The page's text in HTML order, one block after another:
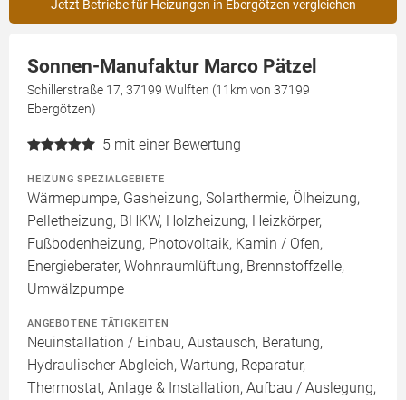
Jetzt Betriebe für Heizungen in Ebergötzen vergleichen
Sonnen-Manufaktur Marco Pätzel
Schillerstraße 17, 37199 Wulften (11km von 37199
Ebergötzen)
5 mit einer Bewertung
HEIZUNG SPEZIALGEBIETE
Wärmepumpe, Gasheizung, Solarthermie, Ölheizung,
Pelletheizung, BHKW, Holzheizung, Heizkörper,
Fußbodenheizung, Photovoltaik, Kamin / Ofen,
Energieberater, Wohnraumlüftung, Brennstoffzelle,
Umwälzpumpe
ANGEBOTENE TÄTIGKEITEN
Neuinstallation / Einbau, Austausch, Beratung,
Hydraulischer Abgleich, Wartung, Reparatur,
Thermostat, Anlage & Installation, Aufbau / Auslegung,